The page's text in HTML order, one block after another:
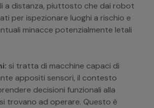
a distanza, piuttosto che dai robot
per ispezionare luoghi a rischio e
minacce potenzialmente letali
si tratta di macchine capaci di
appositi sensori, il contesto
decisioni funzionali alla
trovano ad operare. Questo è